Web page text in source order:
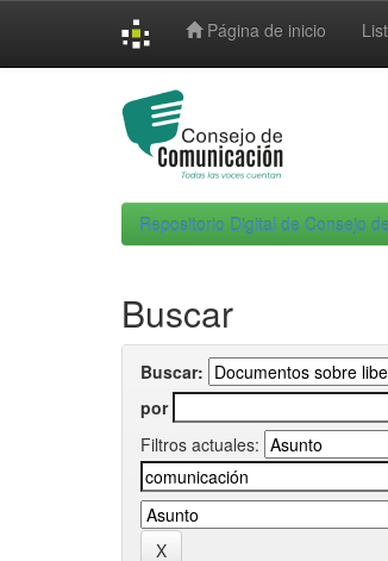
Página de inicio
Repositorio Digital de Consejo
Buscar
Buscar:
por
Filtros actuales: